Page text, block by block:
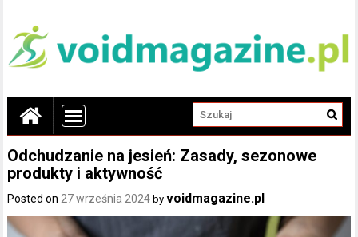
Odchudzanie na jesień: Zasady, sezonowe
produkty i aktywność
Posted on 27 września 2024 byvoidmagazine.pl